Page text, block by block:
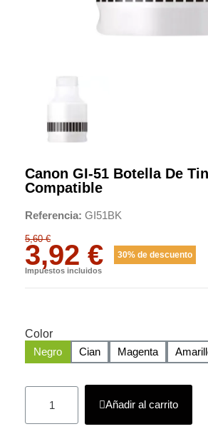
Canon GI-51 Botella De
Compatible
Referencia GI51BK
5,60 €
3,92 € 30% de descuento
Impuestos incluidos
Color
Negro
Cian Magenta
Añadir al carrito